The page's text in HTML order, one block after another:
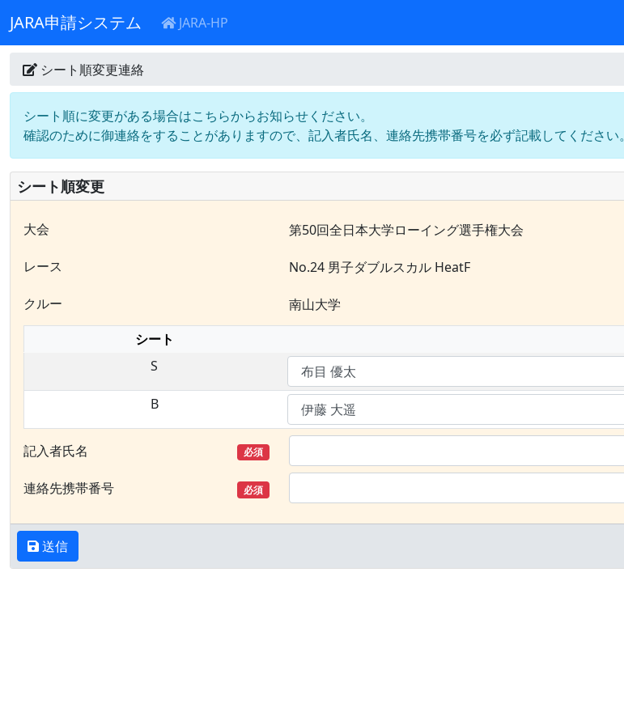
JARA申請システム JARA-HP
シート順変更連絡
シート順に変更がある場合はこちらからお知らせください。
確認のために御連絡をすることがありますので、記入者氏名、連絡先携帯番号を必ず記載してください。
シート順変更
大会 第50回全日本大学ローイング選手権大会
レース No.24 男子ダブルスカル HeatF
クルー
南山大学
シート
S
B
記入者氏名 必須
連絡先携帯番号 必須
送信